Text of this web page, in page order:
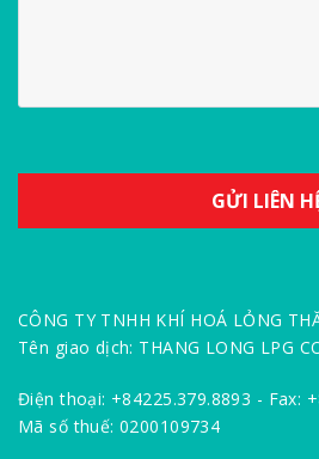
CÔNG TY TNHH KHÍ HOÁ LỎNG
Tên giao dịch: THANG LONG LPG
Điện thoại: +84225.379.8893 - Fax:
Mã số thuế: 0200109734